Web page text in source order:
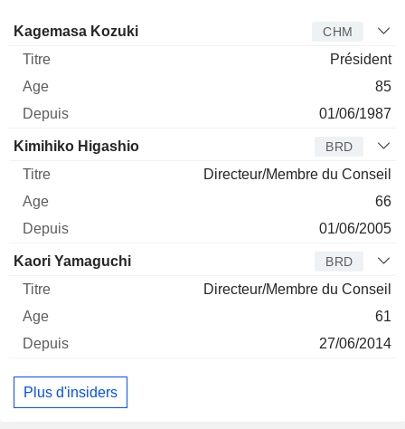
Administrateur Titre
Kagemasa Kozuki CHM
Président
85
01/06/1987
Kimihiko Higashio BRD
Directeur/Membre du Conseil
66
01/06/2005
Kaori Yamaguchi BRD
Directeur/Membre du Conseil
61
27/06/2014
Plus d'insiders